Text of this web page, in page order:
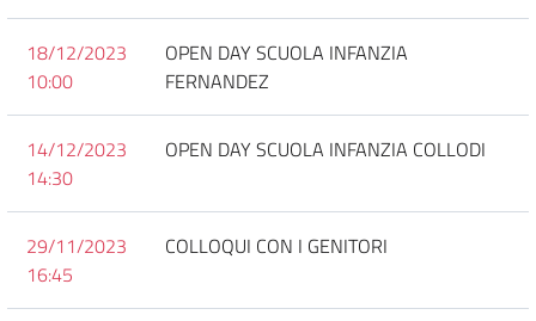
18/12/2023
10:00
OPEN DAY SCUOLA INFANZIA
FERNANDEZ
14/12/2023
14:30
OPEN DAY SCUOLA INFANZIA COLLODI
29/11/2023
16:45
COLLOQUI CON I GENITORI